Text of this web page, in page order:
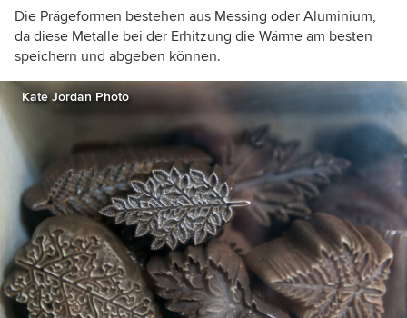
Die Prägeformen bestehen aus Messing oder Aluminium,
da diese Metalle bei der Erhitzung die Wärme am besten
speichern und abgeben können.
Kate Jordan Photo